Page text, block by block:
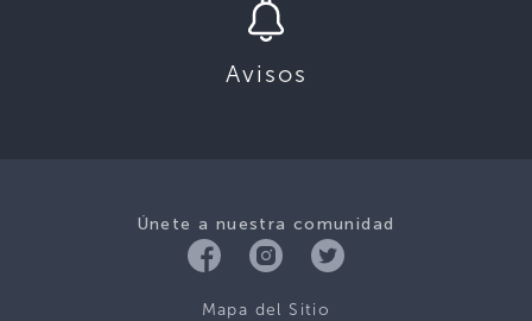
Avisos
Únete a nuestra comunidad
Mapa del Sitio